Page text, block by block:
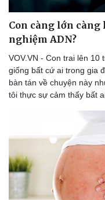
Con càng lớn
nghiệm ADN?
VOV.VN - Con trai lên 10
giống bất cứ ai trong gia
bàn tán về chuyện này
tôi thực sự cảm thấy bất